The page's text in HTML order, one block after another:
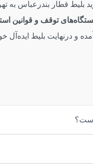
توقف و قوانین
بلیط ایده‌آل خود